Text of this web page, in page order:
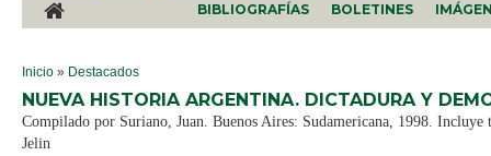
BIBLIOGRAFÍAS BOLETINES
SE ENCUENTRA USTED AQUÍ
Inicio » Destacados
NUEVA HISTORIA ARGENTINA. DICTADURA Y
Compilado por Suriano, Juan. Buenos Aires: Sudamericana, 1998.
Jelin